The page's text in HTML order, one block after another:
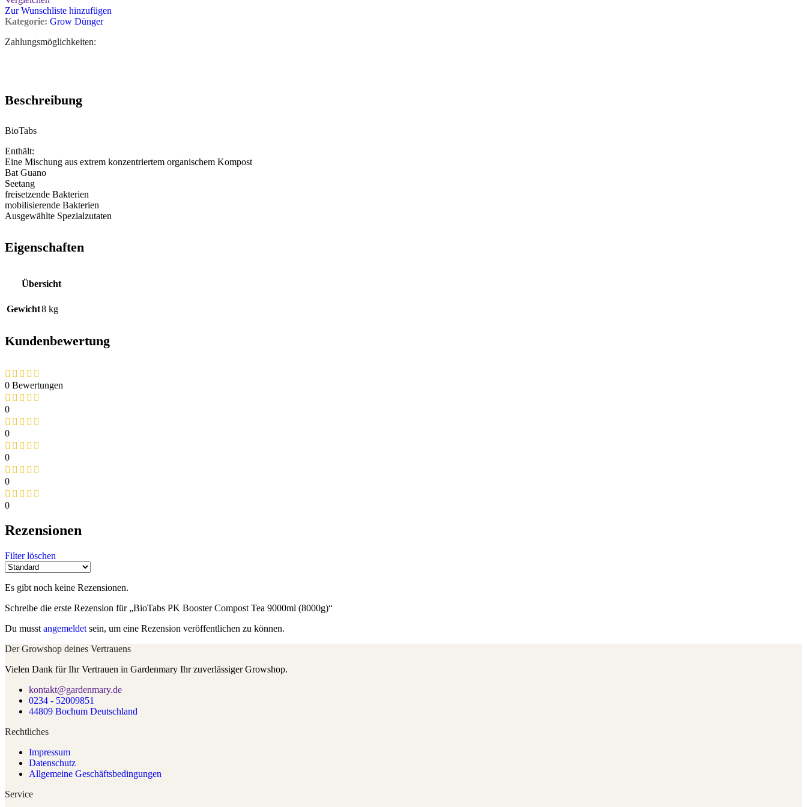
Zur Wunschliste hinzufügen
Kategorie: Grow Dünger
Zahlungsmöglichkeiten:
Beschreibung
BioTabs
Enthält:
Eine Mischung aus extrem konzentriertem organischem Kompost
Bat Guano
Seetang
freisetzende Bakterien
mobilisierende Bakterien
Ausgewählte Spezialzutaten
Eigenschaften
Übersicht
Gewicht8 kg
Kundenbewertung
0 Bewertungen
0
0
0
0
0
Rezensionen
Filter löschen
Es gibt noch keine Rezensionen.
Schreibe die erste Rezension für „BioTabs PK Booster Compost Tea 9000ml (8000g)“
Du musst angemeldet sein, um eine Rezension veröffentlichen zu können.
Der Growshop deines Vertrauens
Vielen Dank für Ihr Vertrauen in Gardenmary Ihr zuverlässiger Growshop.
kontakt@gardenmary.de
0234 - 52009851
44809 Bochum Deutschland
Rechtliches
Impressum
Datenschutz
Allgemeine Geschäftsbedingungen
Service